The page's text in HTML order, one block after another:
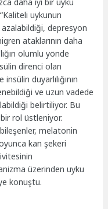
uykunun
azalabildiği, depresyon
ataklarının daha
olumlu yönde
direnci olan
duyarlılığının
ve uzun vadede
belirtiliyor. Bu
rol üstleniyor.
melatonin
kan şekeri
üzerinden uyku
konuştu.